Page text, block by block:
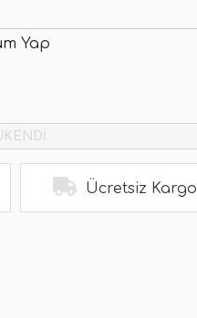
Yap
Ücretsiz Kargo